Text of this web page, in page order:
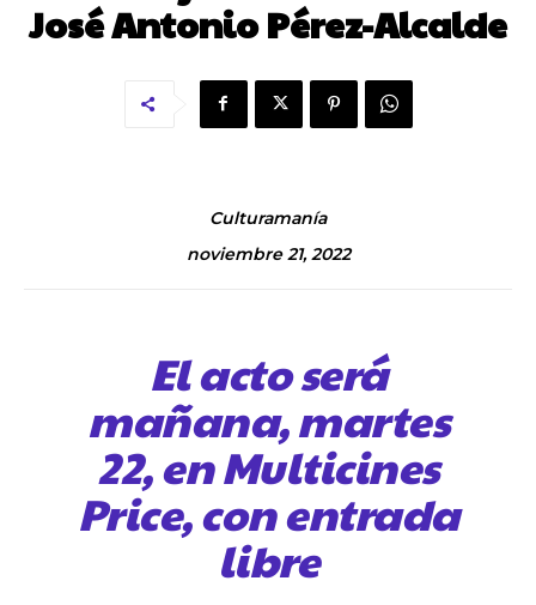
José Antonio Pérez-Alcalde
Culturamanía
noviembre 21, 2022
El acto será
mañana, martes
22, en Multicines
Price, con entrada
libre